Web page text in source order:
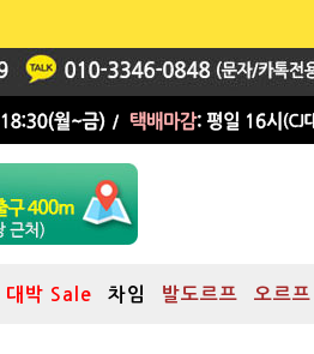
대박 Sale 차임 발도르프 오르프